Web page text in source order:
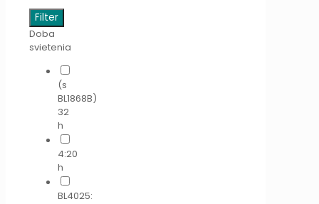
Filter
Doba
svietenia
(s
BL1868B)
32
h
4:20
h
BL4025: